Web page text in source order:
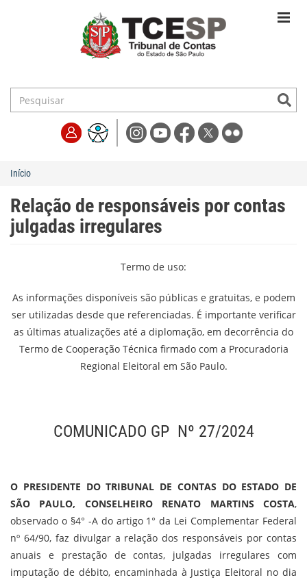
Início
Relação de responsáveis por contas
julgadas irregulares
Termo de uso:
As informações disponíveis são públicas e gratuitas, e podem
ser utilizadas desde que referenciadas. É importante verificar
as últimas atualizações até a diplomação, em decorrência do
Termo de Cooperação Técnica firmado com a Procuradoria
Regional Eleitoral em São Paulo.
COMUNICADO GP Nº 27/2024
O PRESIDENTE DO TRIBUNAL DE CONTAS DO ESTADO DE
SÃO PAULO, CONSELHEIRO RENATO MARTINS COSTA,
observado o §4° -A do artigo 1° da Lei Complementar Federal
nº 64/90, faz divulgar a relação dos responsáveis por contas
anuais e prestação de contas, julgadas irregulares com
imputação de débito, encaminhada à Justiça Eleitoral no dia